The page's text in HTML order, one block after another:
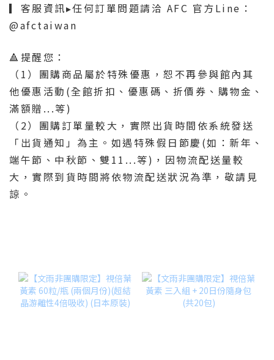
▎客服資訊▸任何訂單問題請洽 AFC 官方Line：
@afctaiwan
🔺提醒您：
（1）團購商品屬於特殊優惠，恕不再參與館內其
他優惠活動(全館折扣、優惠碼、折價券、購物金、
滿額贈...等)
（2）團購訂單量較大，實際出貨時間依系統發送
「出貨通知」為主。如遇特殊假日節慶(如：新年、
端午節、中秋節、雙11...等)，因物流配送量較
大，實際到貨時間將依物流配送狀況為準，敬請見
諒。